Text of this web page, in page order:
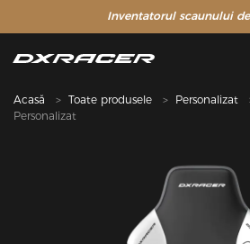
Inventatorul scaunului
Acasă Toate produsele Personalizat
Personalizat